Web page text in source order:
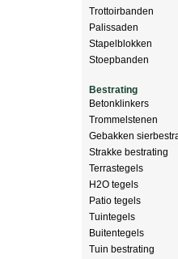
Trottoirbanden
Palissaden
Stapelblokken
Stoepbanden
Bestrating
Betonklinkers
Trommelstenen
Gebakken
Strakke bestrating
Terrastegels
H2O tegels
Patio tegels
Tuintegels
Buitentegels
Tuin bestrating